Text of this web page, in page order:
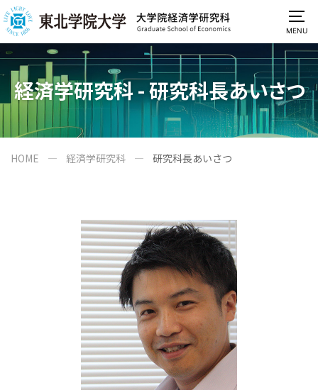
MENU
経済学研究科 - 研究科長あいさつ
HOME 経済学研究科 研究科長あいさつ